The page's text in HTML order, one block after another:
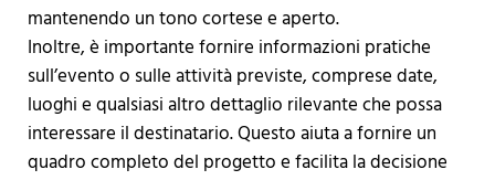
mantenendo un tono cortese e aperto.
Inoltre, è importante fornire informazioni pratiche
sull’evento o sulle attività previste, comprese date,
luoghi e qualsiasi altro dettaglio rilevante che possa
interessare il destinatario. Questo aiuta a fornire un
quadro completo del progetto e facilita la decisione